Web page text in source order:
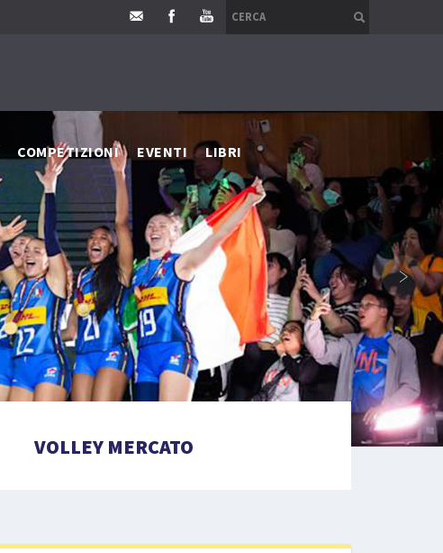
COMPETIZIONI EVENTI LIBRI
›
VOLLEY MERCATO